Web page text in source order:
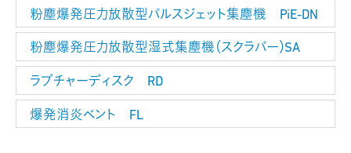
粉塵爆発圧力放散型パルスジェット集塵機 PiE-DN
粉塵爆発圧力放散型湿式集塵機（スクラバー）SA
ラプチャーディスク RD
爆発消炎ベント FL